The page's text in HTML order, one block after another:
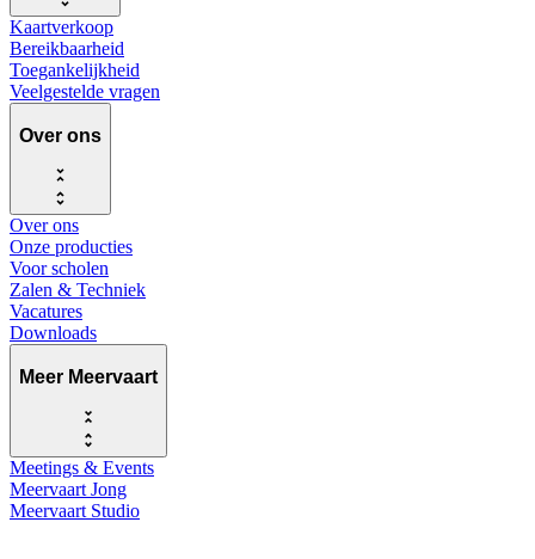
Kaartverkoop
Bereikbaarheid
Toegankelijkheid
Veelgestelde vragen
Over ons
Over ons
Onze producties
Voor scholen
Zalen & Techniek
Vacatures
Downloads
Meer Meervaart
Meetings & Events
Meervaart Jong
Meervaart Studio